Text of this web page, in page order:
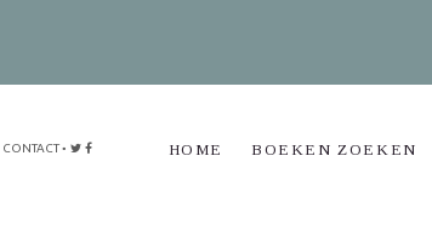
CONTACT• HOME BOEKEN ZOEKEN